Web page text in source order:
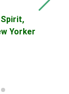
Yorker